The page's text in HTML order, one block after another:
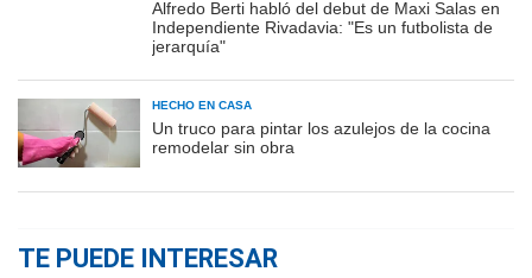
Alfredo Berti habló del debut de Maxi Salas en
Independiente Rivadavia: "Es un futbolista de
jerarquía"
HECHO EN CASA
Un truco para pintar los azulejos de la cocina
remodelar sin obra
TE PUEDE INTERESAR